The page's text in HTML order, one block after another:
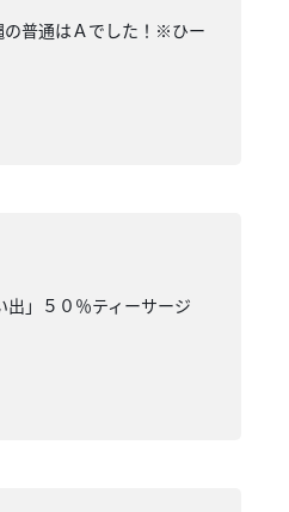
の普通はＡでした！※ひー
」５０％ティーサージ